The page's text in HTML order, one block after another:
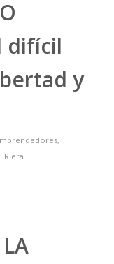
difícil
y
,
Riera